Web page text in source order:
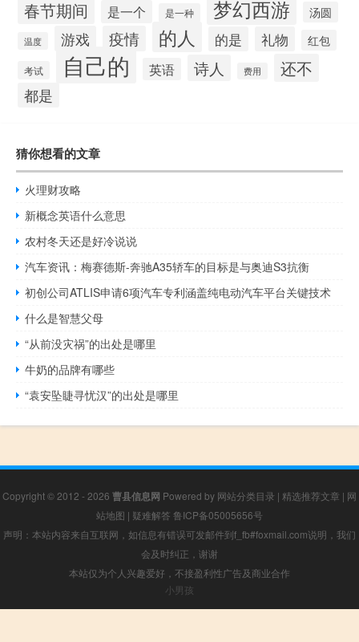
春节期间 是一个 是一种 梦幻西游 汤圆
温度 游戏 疫情 的人 的是 礼物 红包
考试 自己的 英语 诗人 费用 还不
都是
猜你想看的文章
火理财攻略
新概念英语什么意思
农村冬天还是好冷说说
汽车资讯：梅赛德斯-奔驰A35轿车的目标是与奥迪S3抗衡
初创公司ATLIS申请6项汽车专利涵盖纯电动汽车平台关键技术
什么是智慧父母
“从前没灾祸”的出处是哪里
牛奶的品牌有哪些
“袁安坠睫寻忧汉”的出处是哪里
Copyright © 2012 - 2026 曹县信息网 Powered by 网站分类目录 | 精选推荐文章 | 网
站地图 | 疑难解答 鲁ICP备05005656号
声明：本站内容来自互联网，如信息有错误可发邮件到f_fb#foxmail.com说明，我们
会及时纠正，谢谢
本站仅为个人兴趣爱好，不接盈利性广告及商业合作
小男孩